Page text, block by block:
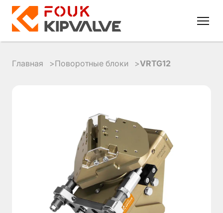
sales@kipvalve.ru
Главная Поворотные блоки VRTG12